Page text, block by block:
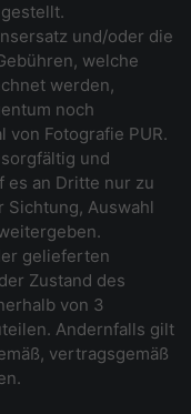
und/oder die
welche
werden,
noch
von Fotografie PUR.
und
es an Dritte nur zu
Sichtung, Auswahl
gelieferten
Zustand des
von 3
Andernfalls gilt
vertragsgemäß